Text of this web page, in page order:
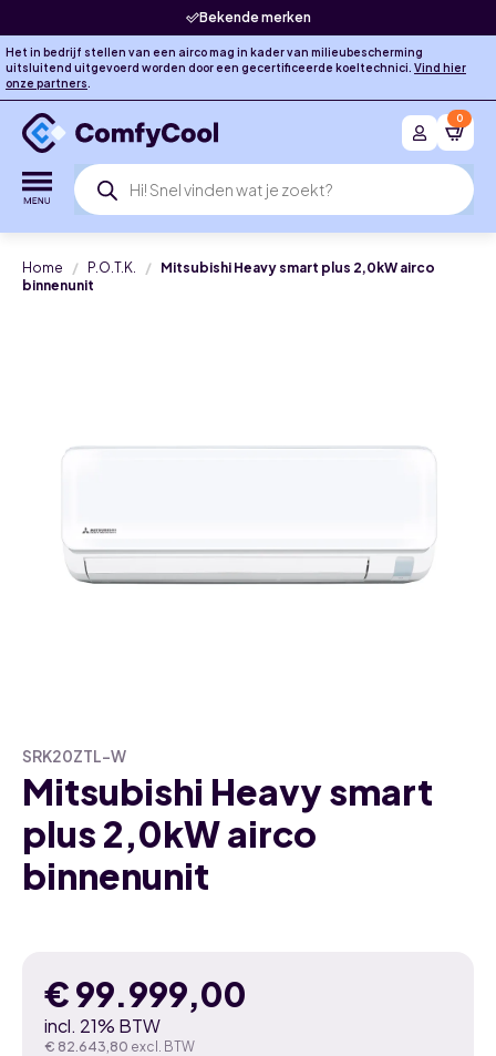
Bekende merken
Het in bedrijf stellen van een airco mag in kader van milieubescherming
uitsluitend uitgevoerd worden door een gecertificeerde koeltechnici. Vind hier
onze partners.
Producten
zoeken
0
Home P.O.T.K.
Mitsubishi Heavy smart plus 2,0kW airco
binnenunit
SRK20ZTL-W
Mitsubishi Heavy smart
plus 2,0kW airco
binnenunit
€99.999,00
incl. 21% BTW
€ 82.643,80 excl. BTW